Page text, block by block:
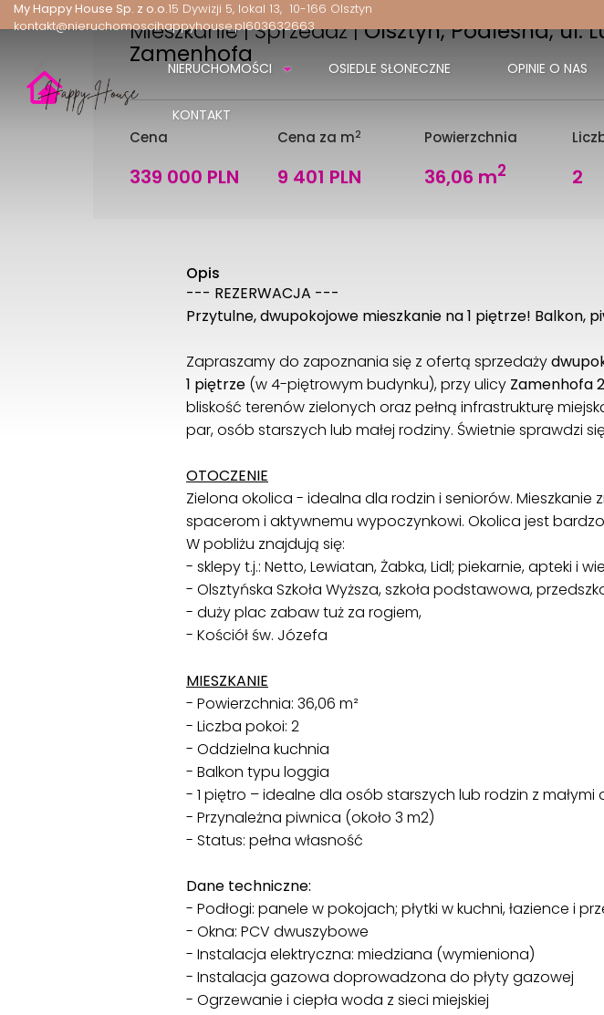
My Happy House Sp. z o.o.15 Dywizji 5, lokal 13 10-166 Olsztyn
kontakt@nieruchomoscihappyhouse.pl603632663
NIERUCHOMOŚCI OSIEDLE SŁONECZNE OPINIE O NAS
KONTAKT
Mieszkanie | Sprzedaż |Olsztyn, Podleśna, ul.
Zamenhofa
Cena
339 000 PLN
Cena za m2
9 401 PLN
Powierzchnia
36,06 m2 2
Opis
--- REZERWACJA ---
Przytulne, dwupokojowe mieszkanie na 1 piętrze! Balkon,
Zapraszamy do zapoznania się z ofertą sprzedaży
1 piętrze (w 4-piętrowym budynku), przy ulicy Zamenhofa 2
bliskość terenów zielonych oraz pełną infrastrukturę
par, osób starszych lub małej rodziny. Świetnie sprawdzi
OTOCZENIE
Zielona okolica - idealna dla rodzin i seniorów.
spacerom i aktywnemu wypoczynkowi. Okolica jest
W pobliżu znajdują się:
- sklepy t.j.: Netto, Lewiatan, Żabka, Lidl; piekarnie, apteki i
- Olsztyńska Szkoła Wyższa, szkoła podstawowa,
- duży plac zabaw tuż za rogiem,
- Kościół św. Józefa
MIESZKANIE
- Powierzchnia: 36,06 m²
- Liczba pokoi: 2
- Oddzielna kuchnia
- Balkon typu loggia
- 1 piętro – idealne dla osób starszych lub rodzin z małymi
- Przynależna piwnica (około 3 m2)
- Status: pełna własność
Dane techniczne:
- Podłogi: panele w pokojach; płytki w kuchni, łazience i
- Okna: PCV dwuszybowe
- Instalacja elektryczna: miedziana (wymieniona)
- Instalacja gazowa doprowadzona do płyty gazowej
- Ogrzewanie i ciepła woda z sieci miejskiej